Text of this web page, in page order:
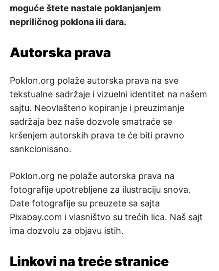
moguće štete nastale poklanjanjem
nepriličnog poklona ili dara.
Autorska prava
Poklon.org polaže autorska prava na sve
tekstualne sadržaje i vizuelni identitet na našem
sajtu. Neovlašteno kopiranje i preuzimanje
sadržaja bez naše dozvole smatraće se
kršenjem autorskih prava te će biti pravno
sankcionisano.
Poklon.org ne polaže autorska prava na
fotografije upotrebljene za ilustraciju snova.
Date fotografije su preuzete sa sajta
Pixabay.com i vlasništvo su trećih lica. Naš sajt
ima dozvolu za objavu istih.
Linkovi na treće stranice